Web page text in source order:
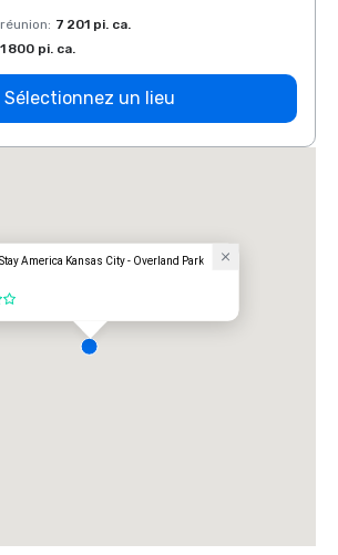
: 7 201 pi. ca.
1 800 pi. ca.
Sélectionnez un lieu
America Kansas City - Overland Park